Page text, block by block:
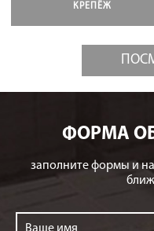
КРЕПЁЖ
ФОРМА
заполните формы и